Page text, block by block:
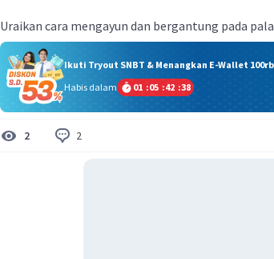
Uraikan cara mengayun dan bergantung pada
Ikuti Tryout SNBT & Menangkan E-Wallet 100rb
Habis dalam
01 :05 :42 :38
2 2